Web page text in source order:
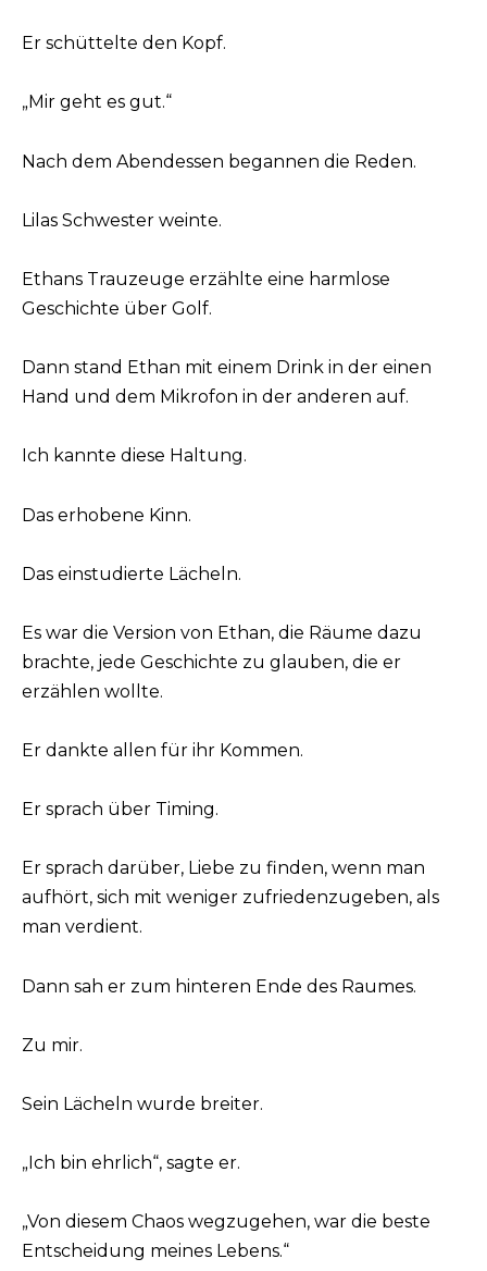
Er schüttelte den Kopf.
„Mir geht es gut.“
Nach dem Abendessen begannen die Reden.
Lilas Schwester weinte.
Ethans Trauzeuge erzählte eine harmlose
Geschichte über Golf.
Dann stand Ethan mit einem Drink in der einen
Hand und dem Mikrofon in der anderen auf.
Ich kannte diese Haltung.
Das erhobene Kinn.
Das einstudierte Lächeln.
Es war die Version von Ethan, die Räume dazu
brachte, jede Geschichte zu glauben, die er
erzählen wollte.
Er dankte allen für ihr Kommen.
Er sprach über Timing.
Er sprach darüber, Liebe zu finden, wenn man
aufhört, sich mit weniger zufriedenzugeben, als
man verdient.
Dann sah er zum hinteren Ende des Raumes.
Zu mir.
Sein Lächeln wurde breiter.
„Ich bin ehrlich“, sagte er.
„Von diesem Chaos wegzugehen, war die beste
Entscheidung meines Lebens.“